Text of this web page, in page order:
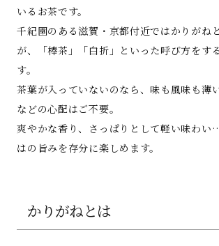
いるお茶です。
千紀園のある滋賀・京都付近ではかりがね
が、「棒茶」「白折」といった呼び方をす
す。
茶葉が入っていないのなら、味も風味も薄
などの心配はご不要。
爽やかな香り、さっぱりとして軽い味わい
はの旨みを存分に楽しめます。
かりがねとは